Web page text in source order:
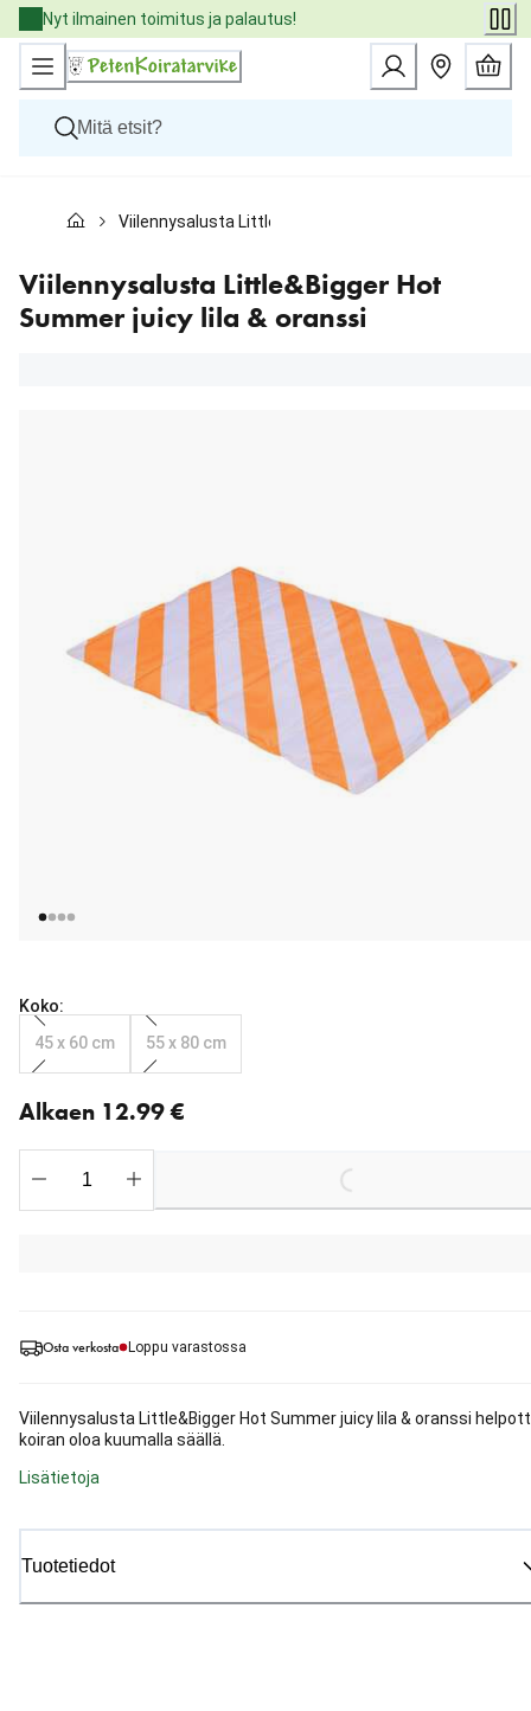
Skip
to
Content
Nyt ilmainen toimitus ja palautus!
Kissat
Eläinlääkäriruoat
Tuotemerkit
Uutuudet
Viilennysalusta Little&Bigger Hot Summer juicy lila &
Viilennysalusta Little&Bigger Hot
Summer juicy lila & oranssi
Osta verkosta Loppu varastossa
Viilennysalusta Little&Bigger Hot Summer juicy lila & oranssi
koiran oloa kuumalla säällä.
Lisätietoja
Tuotetiedot
Koko:
45 x 60 cm
55 x 80 cm
Alkaen 12.99 €
Loading...